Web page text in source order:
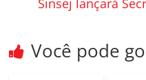
o
k
til
ar
Sinsej lançará
Você pode